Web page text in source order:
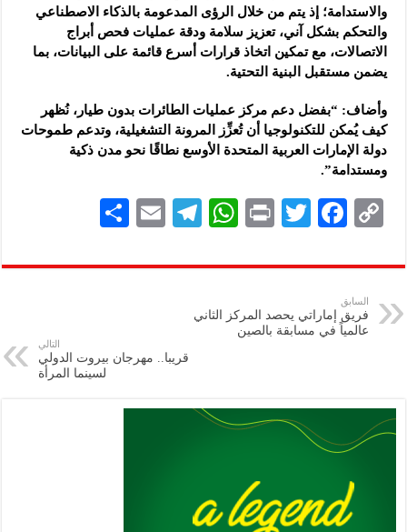
والاستدامة؛ إذ يتم من خلال الرؤى المدعومة بالذكاء الاصطناعي
والتحكم بشكل آني، تعزيز سلامة ودقة عمليات فحص أبراج
الاتصالات، مع تمكين اتخاذ قرارات أسرع قائمة على البيانات، بما
يضمن مستقبل البنية التحتية.
وأضاف: “بفضل دعم مركز عمليات الطائرات بدون طيار، نُظهر
كيف يُمكن للتكنولوجيا أن تُعزِّز المرونة التشغيلية، وتدعم طموحات
دولة الإمارات العربية المتحدة الأوسع نطاقًا نحو مدن ذكية
ومستدامة”.
C
p
y
Li
F
eb
k
T
tt
P
nt
W
at
A
Te
gr
E
ai
ar
السابق
فريق إماراتي يحصد المركز الثاني
عالمياً في مسابقة بالصين
التالي
قريبا.. مهرجان بيروت الدولي
لسينما المرأة